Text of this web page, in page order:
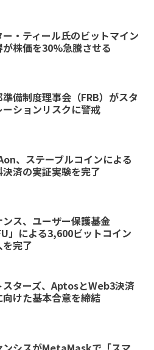
ー・ティール氏のビットマイン
株価を30%急騰させる
備制度理事会（FRB）がスタ
ーションリスクに警戒
、ステーブルコインによる
済の実証実験を完了
ス、ユーザー保護基金
」による3,600ビットコイン
を完了
スターズ、AptosとWeb3決済
けた基本合意を締結